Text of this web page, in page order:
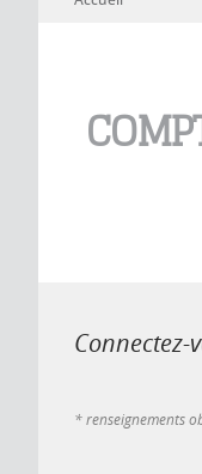
* renseignements